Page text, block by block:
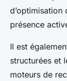
d’optimisation
présence
Il est
structurées et
moteurs de